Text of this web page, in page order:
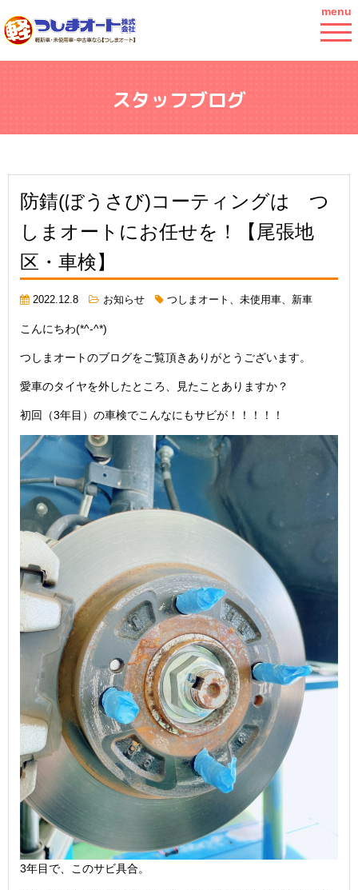
menu
スタッフブログ
防錆(ぼうさび)コーティングは つ
しまオートにお任せを！【尾張地
区・車検】
2022.12.8 お知らせ つしまオート、未使用車、新車
こんにちわ(*^-^*)
つしまオートのブログをご覧頂きありがとうございます。
愛車のタイヤを外したところ、見たことありますか？
初回（3年目）の車検でこんなにもサビが！！！！！
3年目で、このサビ具合。